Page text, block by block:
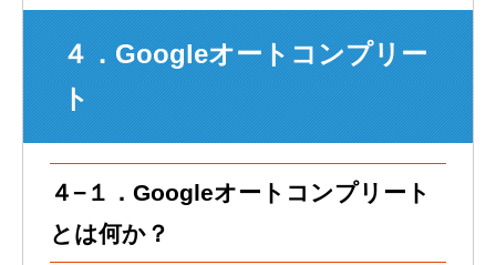
４．Googleオートコンプリー
ト
４−１．Googleオートコンプリート
とは何か？